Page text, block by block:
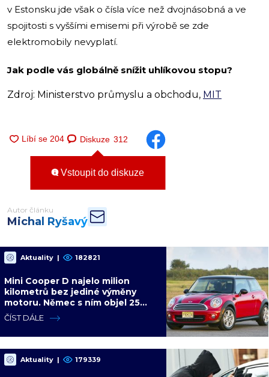
v Estonsku jde však o čísla více než dvojnásobná a ve
spojitosti s vyššími emisemi při výrobě se zde
elektromobily nevyplatí.
Jak podle vás globálně snížit uhlíkovou stopu?
Zdroj: Ministerstvo průmyslu a obchodu, MIT
Diskuze 312
Vstoupit do diskuze
Autor článku
Michal Ryšavý
Aktuality | 182821
Mini Cooper D najelo milion
kilometrů bez jediné výměny
motoru. Němec s ním objel 25
zemí a míří na další milion
ČÍST DÁLE
Aktuality | 179339